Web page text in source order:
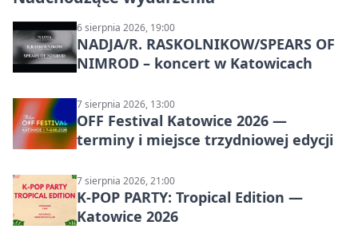
6 sierpnia 2026, 19:00
NADJA/R. RASKOLNIKOW/SPEARS OF
NIMROD – koncert w Katowicach
7 sierpnia 2026, 13:00
OFF Festival Katowice 2026 —
terminy i miejsce trzydniowej edycji
7 sierpnia 2026, 21:00
K-POP PARTY: Tropical Edition —
Katowice 2026